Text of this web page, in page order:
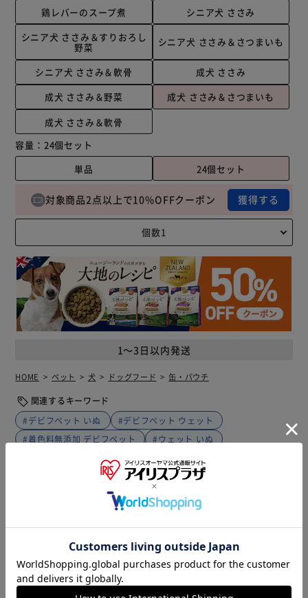
鶏レバーのスープ煮
シニア犬 ささみ
シニア犬 ささみ＆すりおろし
野菜 シニア犬 ささみ＆さつまいも
シニア犬 ささみ＆軟骨
成犬 ささみ
成犬 ささみ＆野菜
成犬 ささみ＆さつまいも
成犬 ささみ＆軟骨
容量： 24個セット
単品
24個セット
1～3日以内発送
対象商品2点以上で10%OFFクーポン 獲得する
HOME ペット 犬 ドッグフード 缶・パウチ
関連するキーワード
#デビフペット いぬ
#デビフペット ウェット
#着色料無添加 デビフペット
#ウェット いぬ
#着色料無添加 ウェット
仕様・サイズ
掛け払い(※ビジネス会員様のみ)での支払い及び同梱発送が
出来かねます。
予めご了承ください。